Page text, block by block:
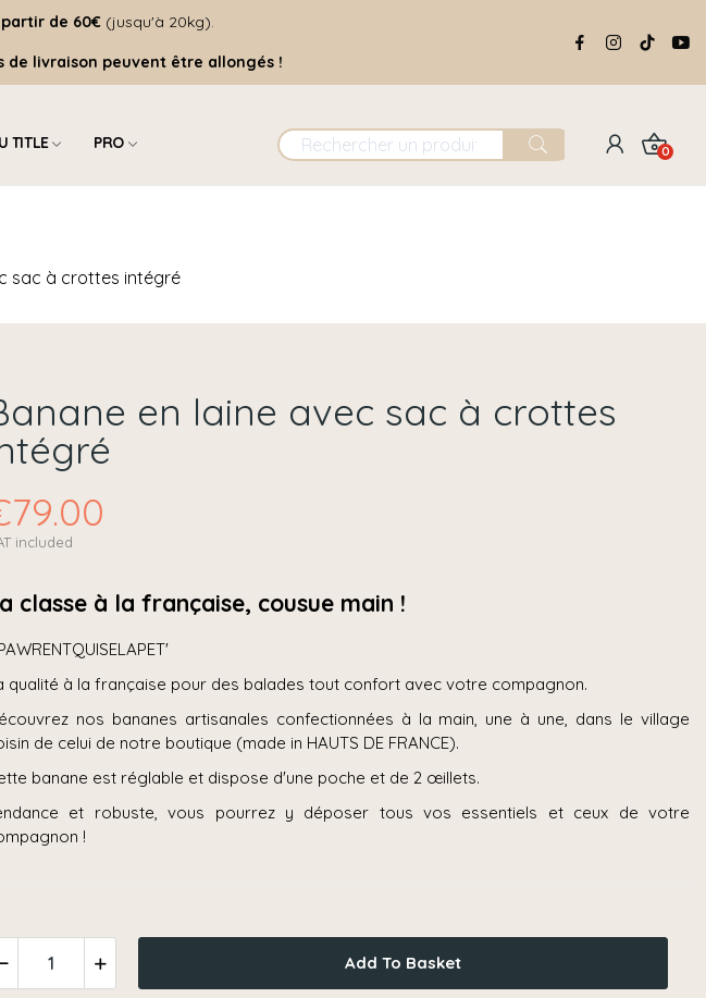
de 60€(jusqu'à 20kg).
de livraison peuvent être allongés !
TITLE PRO 0
sac à crottes intégré
en laine avec sac à crottes
included
classe à la française, cousue main !
qualité à la française pour des balades tout confort avec votre compagnon.
nos bananes artisanales confectionnées à la main, une à une, dans le village
de celui de notre boutique (made in HAUTS DE FRANCE).
banane est réglable et dispose d'une poche et de 2 œillets.
et robuste, vous pourrez y déposer tous vos essentiels et ceux de votre
!
Add To Basket